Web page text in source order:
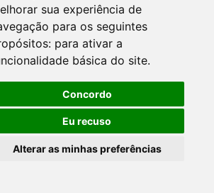
sua experiência de
para os seguintes
para ativar a
básica do site.
Concordo
Eu recuso
Alterar as minhas preferências